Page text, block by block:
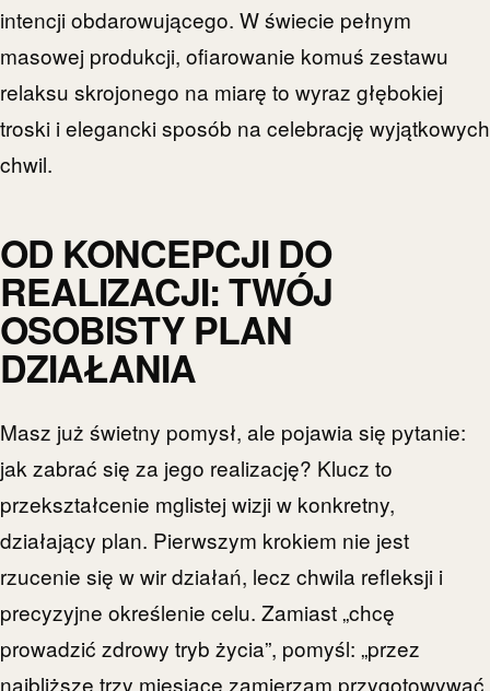
intencji obdarowującego. W świecie pełnym
masowej produkcji, ofiarowanie komuś zestawu
relaksu skrojonego na miarę to wyraz głębokiej
troski i elegancki sposób na celebrację wyjątkowych
chwil.
OD KONCEPCJI DO
REALIZACJI: TWÓJ
OSOBISTY PLAN
DZIAŁANIA
Masz już świetny pomysł, ale pojawia się pytanie:
jak zabrać się za jego realizację? Klucz to
przekształcenie mglistej wizji w konkretny,
działający plan. Pierwszym krokiem nie jest
rzucenie się w wir działań, lecz chwila refleksji i
precyzyjne określenie celu. Zamiast „chcę
prowadzić zdrowy tryb życia”, pomyśl: „przez
najbliższe trzy miesiące zamierzam przygotowywać